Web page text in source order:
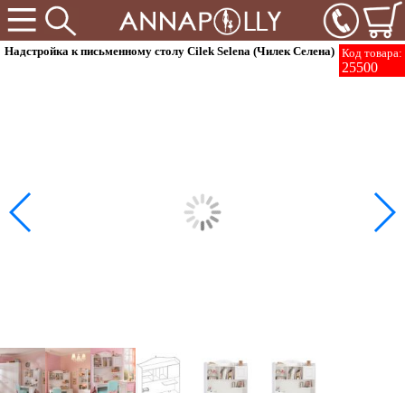
Код товара:
25500
Надстройка к письменному столу Cilek Selena (Чилек Селена)